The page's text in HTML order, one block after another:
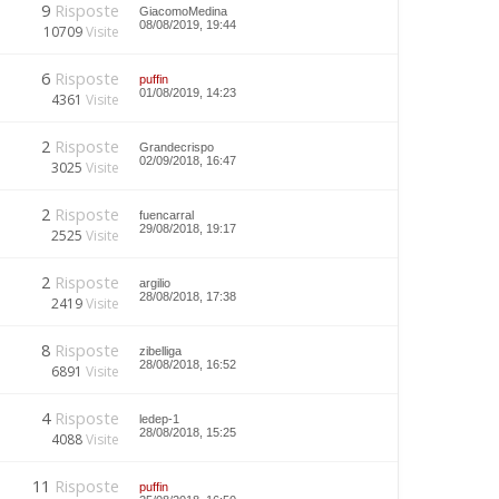
9 Risposte
10709Visite
GiacomoMedina
08/08/2019, 19:44
6 Risposte
4361 Visite
puffin
01/08/2019, 14:23
2 Risposte
3025 Visite
Grandecrispo
02/09/2018, 16:47
2 Risposte
2525 Visite
fuencarral
29/08/2018, 19:17
2 Risposte
2419Visite
argilio
28/08/2018, 17:38
8 Risposte
6891 Visite
zibelliga
28/08/2018, 16:52
4 Risposte
4088Visite
ledep-1
28/08/2018, 15:25
11 Risposte
puffin